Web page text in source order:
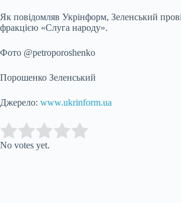
Як повідомляв Укрінформ, Зеленський
фракцією «Слуга народу».
Фото @petroporoshenko
Порошенко Зеленський
Джерело: www.ukrinform.ua
Rate this item:
No votes yet.